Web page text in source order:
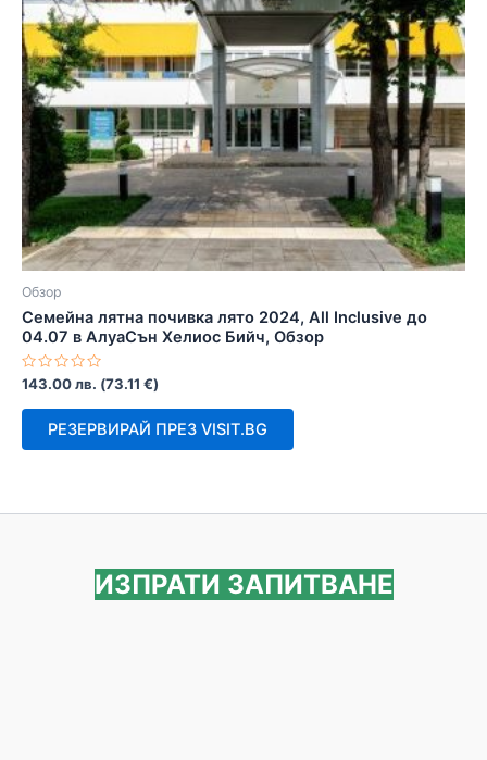
Обзор
Семейна лятна почивка лято 2024, All Inclusive до
04.07 в АлуаСън Хелиос Бийч, Обзор
Оценено
с
0
143.00лв. (73.11 €)
РЕЗЕРВИРАЙ ПРЕЗ VISIT.BG
ИЗПРАТИ ЗАПИТВАНЕ